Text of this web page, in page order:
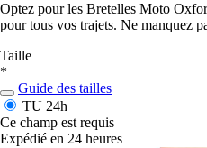
Optez pour les Bretelles Moto
pour tous vos trajets. Ne manquez
Taille
*
Guide des tailles
TU 24h
Ce champ est requis
Expédié en 24 heures